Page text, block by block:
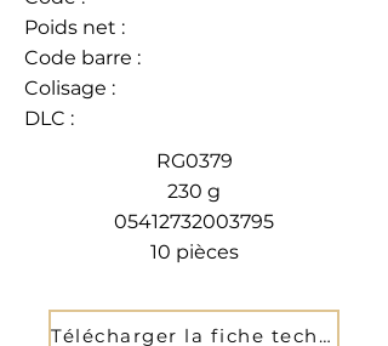
Poids net :
Code barre :
Colisage :
DLC :
RG0379
230 g
05412732003795
10 pièces
Télécharger la fiche technique